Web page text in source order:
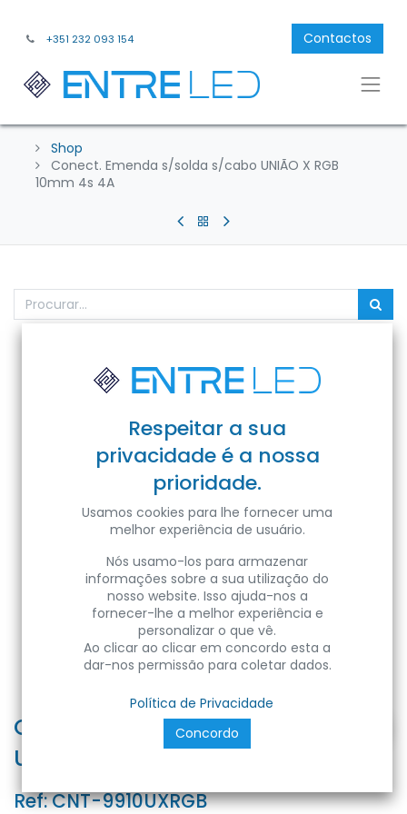
+351 232 093 154 Contactos
Shop
Conect. Emenda s/solda s/cabo UNIÃO X RGB
10mm 4s 4A
Conect. Emenda s/solda s/cabo
UNIÃO X RGB 10mm 4s 4A
Ref:CNT-9910UXRGB
Respeitar a sua
privacidade é a nossa
prioridade.
Usamos cookies para lhe fornecer uma
melhor experiência de usuário.
Nós usamo-los para armazenar
informações sobre a sua utilização do
nosso website. Isso ajuda-nos a
fornecer-lhe a melhor experiência e
personalizar o que vê.
Ao clicar ao clicar em concordo esta a
dar-nos permissão para coletar dados.
Política de Privacidade
Concordo